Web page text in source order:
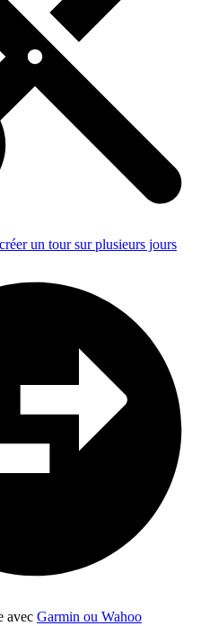
créer un tour sur plusieurs jours
avec Garmin ou Wahoo